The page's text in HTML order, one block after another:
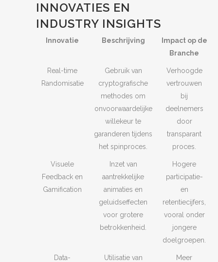
INNOVATIES EN
INDUSTRY INSIGHTS
Innovatie Beschrijving
Impact op de
Branche
Real-time
Randomisatie
Gebruik van
cryptografische
methodes om
onvoorwaardelijke
willekeur te
garanderen tijdens
het spinproces.
Verhoogde
vertrouwen
bij
deelnemers
door
transparant
proces.
Visuele
Feedback en
Gamification
Inzet van
aantrekkelijke
animaties en
geluidseffecten
voor grotere
betrokkenheid.
Hogere
participatie-
en
retentiecijfers,
vooral onder
jongere
doelgroepen.
Data-
Utilisatie van
Meer